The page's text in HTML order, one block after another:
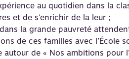
au quotidien dans la
et de s’enrichir de la leur ;
la grande pauvreté
de ces familles avec
de « Nos ambitions pour